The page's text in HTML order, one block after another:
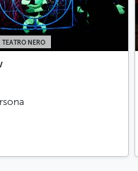
TEATRO NERO